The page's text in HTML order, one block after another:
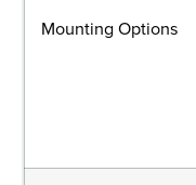
Mounting Options